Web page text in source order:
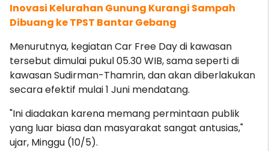
Inovasi Kelurahan Gunung Kurangi Sampah
Dibuang ke TPST Bantar Gebang
Menurutnya, kegiatan Car Free Day di kawasan
tersebut dimulai pukul 05.30 WIB, sama seperti di
kawasan Sudirman-Thamrin, dan akan diberlakukan
secara efektif mulai 1 Juni mendatang.
"Ini diadakan karena memang permintaan publik
yang luar biasa dan masyarakat sangat antusias,"
ujar, Minggu (10/5).